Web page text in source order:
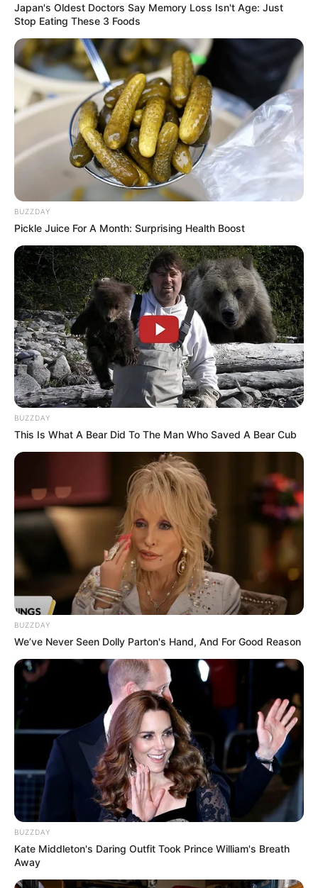
Japan's Oldest Doctors Say Memory Loss Isn't Age: Just
Stop Eating These 3 Foods
BUZZDAY
Pickle Juice For A Month: Surprising Health Boost
BUZZDAY
This Is What A Bear Did To The Man Who Saved A Bear Cub
BUZZDAY
We’ve Never Seen Dolly Parton's Hand, And For Good Reason
BUZZDAY
Kate Middleton's Daring Outfit Took Prince William's Breath
Away